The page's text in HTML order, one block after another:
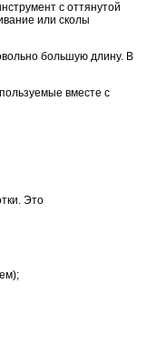
с оттянутой
или сколы
большую длину. В
вместе с
Это